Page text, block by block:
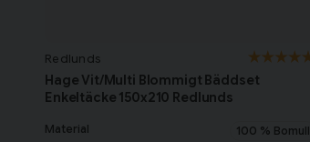
Redlunds
Hage Vit/Multi Blommigt Bäddset
Enkeltäcke 150x210 Redlunds
Material 100 % Bomull